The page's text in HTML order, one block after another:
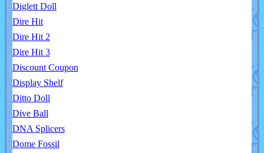
Diglett Doll
Dire Hit
Dire Hit 2
Dire Hit 3
Discount Coupon
Display Shelf
Ditto Doll
Dive Ball
DNA Splicers
Dome Fossil